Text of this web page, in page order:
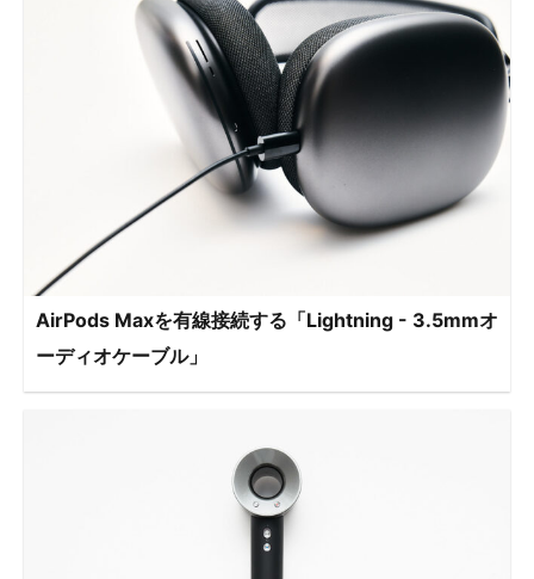
AirPods Maxを有線接続する「Lightning - 3.5mmオ
ーディオケーブル」